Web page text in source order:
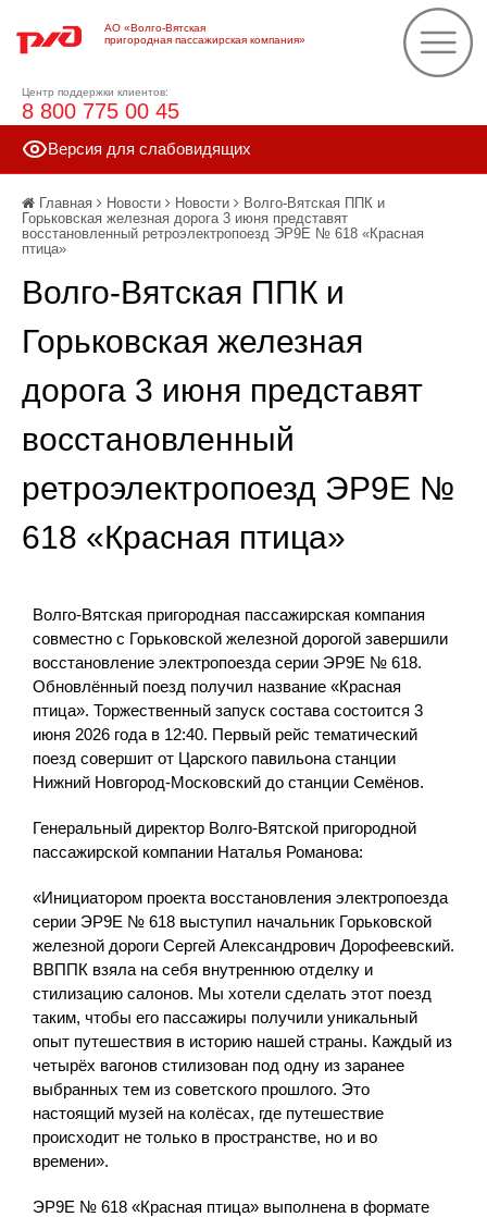
АО «Волго-Вятская
пригородная пассажирская компания»
Центр поддержки клиентов:
8 800 775 00 45
Версия для слабовидящих
Главная Новости Новости
Волго-Вятская ППК и
Горьковская железная дорога 3 июня представят
восстановленный ретроэлектропоезд ЭР9Е № 618 «Красная
птица»
Волго-Вятская ППК и
Горьковская железная
дорога 3 июня представят
восстановленный
ретроэлектропоезд ЭР9Е №
618 «Красная птица»
Волго-Вятская пригородная пассажирская компания
совместно с Горьковской железной дорогой завершили
восстановление электропоезда серии ЭР9Е № 618.
Обновлённый поезд получил название «Красная
птица». Торжественный запуск состава состоится 3
июня 2026 года в 12:40. Первый рейс тематический
поезд совершит от Царского павильона станции
Нижний Новгород-Московский до станции Семёнов.
Генеральный директор Волго-Вятской пригородной
пассажирской компании Наталья Романова:
«Инициатором проекта восстановления электропоезда
серии ЭР9Е № 618 выступил начальник Горьковской
железной дороги Сергей Александрович Дорофеевский.
ВВППК взяла на себя внутреннюю отделку и
стилизацию салонов. Мы хотели сделать этот поезд
таким, чтобы его пассажиры получили уникальный
опыт путешествия в историю нашей страны. Каждый из
четырёх вагонов стилизован под одну из заранее
выбранных тем из советского прошлого. Это
настоящий музей на колёсах, где путешествие
происходит не только в пространстве, но и во
времени».
ЭР9Е № 618 «Красная птица» выполнена в формате